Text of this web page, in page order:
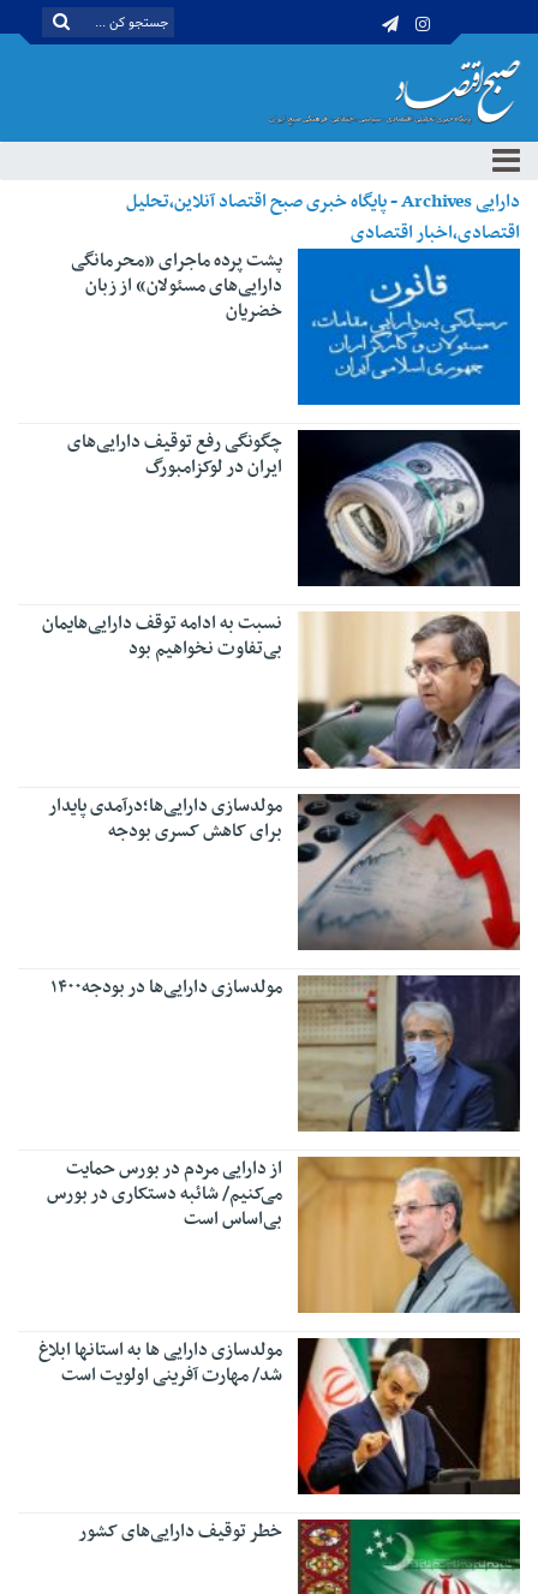
دارایی Archives - پایگاه خبری صبح اقتصاد آنلاین،تحلیل
اقتصادی،اخبار اقتصادی
پشت پرده ماجرای «محرمانگی
دارایی‌های مسئولان» از زبان
خضریان
چگونگی رفع توقیف دارایی‌های
ایران در لوکزامبورگ
نسبت به ادامه توقف دارایی‌هایمان
بی‌تفاوت نخواهیم بود
مولدسازی دارایی‌ها؛درآمدی پایدار
برای کاهش کسری بودجه
مولدسازی دارایی‌ها در بودجه‌۱۴۰۰
از دارایی مردم در بورس حمایت
می‌کنیم/ شائبه دستکاری در بورس
بی‌اساس است
مولدسازی دارایی ها به استانها ابلاغ
شد/ مهارت آفرینی اولویت است
خطر توقیف دارایی‌های کشور